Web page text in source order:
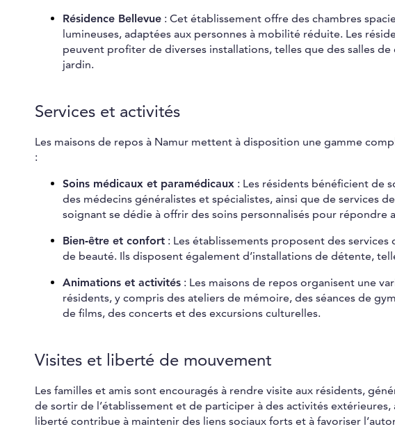
Résidence Bellevue : Cet établissement offre des chambres
lumineuses, adaptées aux personnes à mobilité réduite. Les
peuvent profiter de diverses installations, telles que des salles
jardin.
Services et activités
Les maisons de repos à Namur mettent à disposition une gamme
:
Soins médicaux et paramédicaux : Les résidents bénéficient de
des médecins généralistes et spécialistes, ainsi que de services
soignant se dédie à offrir des soins personnalisés pour répondre
Bien-être et confort : Les établissements proposent des
de beauté. Ils disposent également d’installations de détente,
Animations et activités : Les maisons de repos organisent une
résidents, y compris des ateliers de mémoire, des séances de
de films, des concerts et des excursions culturelles.
Visites et liberté de mouvement
Les familles et amis sont encouragés à rendre visite aux résidents,
de sortir de l’établissement et de participer à des activités
liberté contribue à maintenir des liens sociaux forts et à favoriser